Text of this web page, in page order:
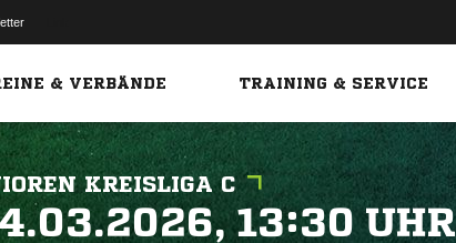
& VERBÄNDE TRAINING & SERVICE
KREISLIGA C
  